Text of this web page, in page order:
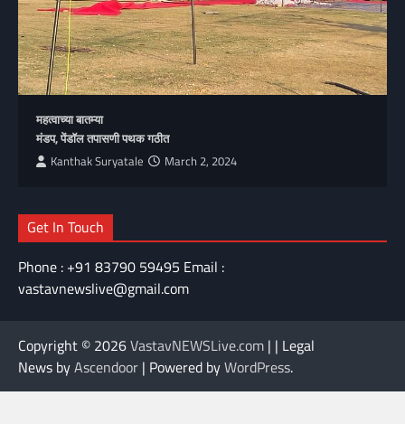
महत्वाच्या बातम्या
मंडप, पेंडॉल तपासणी पथक गठीत
Kanthak Suryatale March 2, 2024
Get In Touch
Phone : +91 83790 59495 Email :
vastavnewslive@gmail.com
Copyright © 2026VastavNEWSLive.com | | Legal
News byAscendoor | Powered byWordPress.